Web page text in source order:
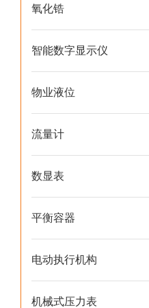
氧化锆
智能数字显示仪
物业液位
流量计
数显表
平衡容器
电动执行机构
机械式压力表